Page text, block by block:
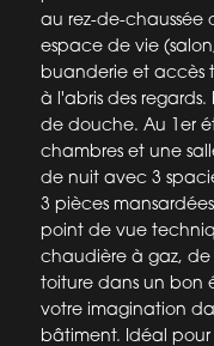
au rez-de-
espace de vie
buanderie et accès
à l'abris des
de douche. Au 1er
chambres et une
de nuit avec 3
3 pièces
point de vue
chaudière à gaz, de
toiture dans un bon
votre imagination
bâtiment. Idéal pour